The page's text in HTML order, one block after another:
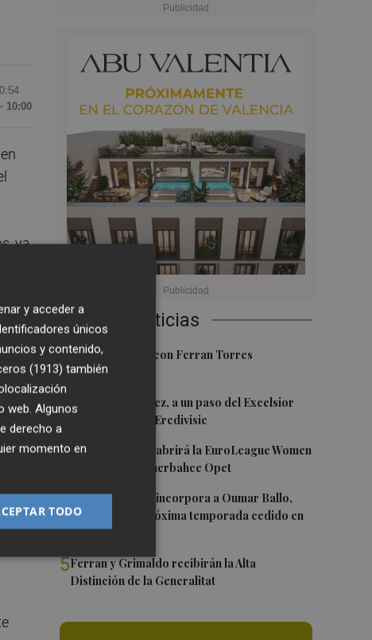
Últimas Noticias
1Foios se vuelca con Ferran Torres
2Mario Domínguez, a un paso del Excelsior
Róterdam de la Eredivisie
3 Valencia Basket abrirá la EuroLeague Women
en casa ante Fenerbahce Opet
4Valencia Basket incorpora a Oumar Ballo,
que jugará la próxima temporada cedido en
Galatasaray
5Ferran y Grimaldo recibirán la Alta
Distinción de la Generalitat
10:00
ya
del
y acceder a
únicos
y contenido,
(1913) también
web. Algunos
derecho a
momento en
TODO